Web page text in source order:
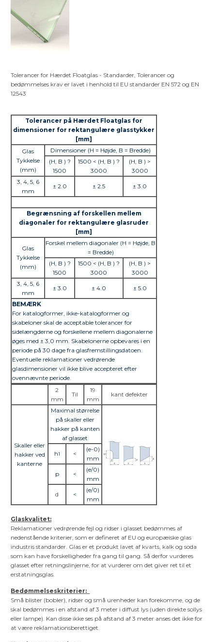
Tolerancer for Hærdet Floatglas - Standarder, Tolerancer og
bedømmelses krav er lavet i henhold til EU standarder EN 572 og EN
12543
Tolerancer på Hærdet Floatglas for
dimensioner for rektangulære glasstykker
[mm]
Glas
Tykkelse
(mm)
Dimensioner (H = Højde, B = Bredde)
(H, B ) ?
1500
1500 < (H, B ) ?
3000
(H, B ) >
3000
3, 4, 5, 6
mm
± 2.0 ± 2.5 ± 3.0
Begrænsning af forskellen mellem
diagonaler for rektangulære glasruder
[mm]
Glas
Tykkelse
(mm)
Forskel mellem diagonaler (H = Højde, B
= Bredde)
(H, B ) ?
1500
1500 < (H, B ) ?
3000
(H, B ) >
3000
3, 4, 5, 6
mm
± 3.0 ± 4.0 ± 5.0
BEMÆRK
For katalogformer, ikke-katalogformer og
skabeloner skal de acceptable tolerancer for
sidelængderne og forskellene mellem diagonalerne
øges med ± 3,0 mm. Skabelonerne opbevares i en
periode på 30 dage fra glasfremstillingsdatoen.
Eventuelle reklamationer vedrørende
glasdimensioner vil ikke blive accepteret efter
ovennævnte periode.
2
mm
Til
19
mm
kant defekter
Skaller eller
hakker ved
kanterne
Maximal størrelse
på skaller eller
hakker på kanten
af glasset
h1 <
(e-0)
mm
p <
(e/0)
mm
d <
(e/0)
mm
Glaskvalitet:
Reklamationer vedrørende fejl og ridser i glasset bedømmes af
nedenstående kriterier, som er defineret af EU og europæiske glas
industris standarder. Glas er et produkt lavet af kvarts, kalk og soda
som kan have forskelligheder fra gang til gang. Så derfor vurderes
glasset efter retningslinjerne, for at vurderer om det giver ret til et
erstatningsglas.
Bedømmelseskriterier:
Små blister (bobler), ridser og små urenheder kan forekomme, og de
skal bedømmes i en afstand af 3 meter i diffust lys (uden direkte sollys
eller lampe). Kan disse ikke ses på afstand af 3 meter anses det ikke for
at være reklamationsberettiget.